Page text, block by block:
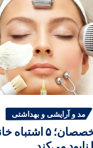
مد و آرایشی و بهداشتی
هشدار متخصصان؛ ۵